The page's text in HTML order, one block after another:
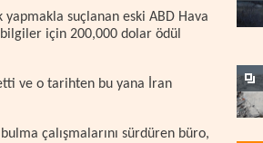
yapmakla suçlanan eski ABD Hava
için 200,000 dolar ödül
ve o tarihten bu yana İran
çalışmalarını sürdüren büro,